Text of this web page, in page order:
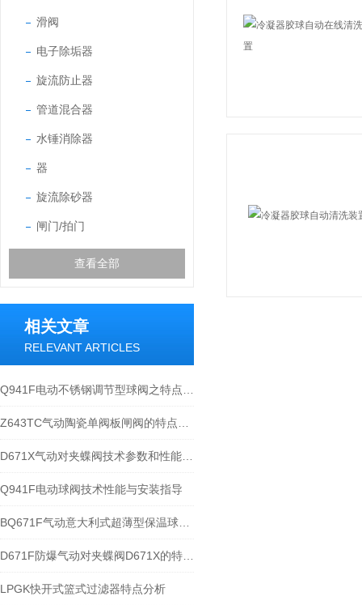
滑阀
电子除垢器
旋流防止器
管道混合器
水锤消除器
器
旋流除砂器
闸门/拍门
查看全部
相关文章
RELEVANT ARTICLES
Q941F电动球阀技术性能与安装指导
LPGK快开式篮式过滤器特点分析